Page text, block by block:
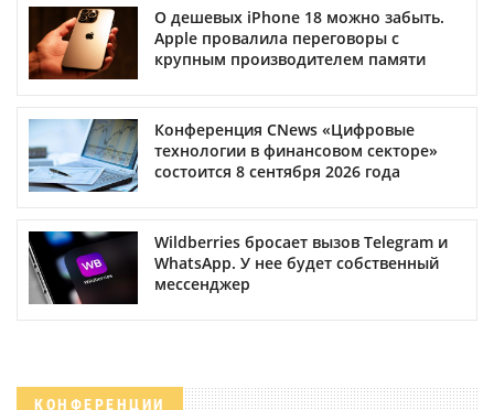
О дешевых iPhone 18 можно забыть.
Apple провалила переговоры с
крупным производителем памяти
Конференция CNews «Цифровые
технологии в финансовом секторе»
состоится 8 сентября 2026 года
Wildberries бросает вызов Telegram и
WhatsApp. У нее будет собственный
мессенджер
КОНФЕРЕНЦИИ